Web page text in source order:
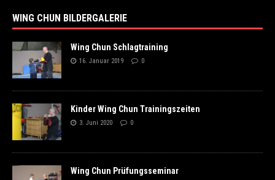
WING CHUN BILDERGALERIE
Wing Chun Schlagtraining
16. Januar 2019 0
Kinder Wing Chun Trainingszeiten
3. Juni 2020 0
Wing Chun Prüfungsseminar